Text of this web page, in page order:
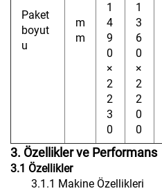
Paket
boyut
u
m
m
1
4
9
0
×
2
2
3
0
1
3
6
0
×
2
2
0
0
3. Özellikler ve Performans
3.1 Özellikler
3.1.1 Makine Özellikleri